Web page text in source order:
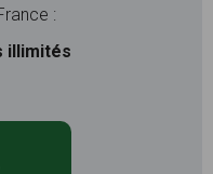
:
illimités